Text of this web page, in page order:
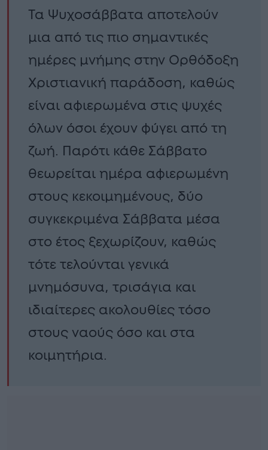
Τα Ψυχοσάββατα αποτελούν
μια από τις πιο σημαντικές
ημέρες μνήμης στην Ορθόδοξη
Χριστιανική παράδοση, καθώς
είναι αφιερωμένα στις ψυχές
όλων όσοι έχουν φύγει από τη
ζωή. Παρότι κάθε Σάββατο
θεωρείται ημέρα αφιερωμένη
στους κεκοιμημένους, δύο
συγκεκριμένα Σάββατα μέσα
στο έτος ξεχωρίζουν, καθώς
τότε τελούνται γενικά
μνημόσυνα, τρισάγια και
ιδιαίτερες ακολουθίες τόσο
στους ναούς όσο και στα
κοιμητήρια.